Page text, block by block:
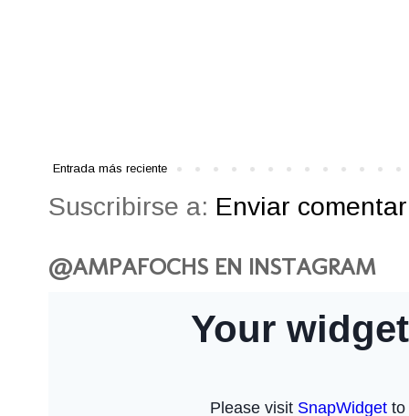
Entrada más reciente
Suscribirse a: Enviar
@AMPAFOCHS EN INSTAGRAM